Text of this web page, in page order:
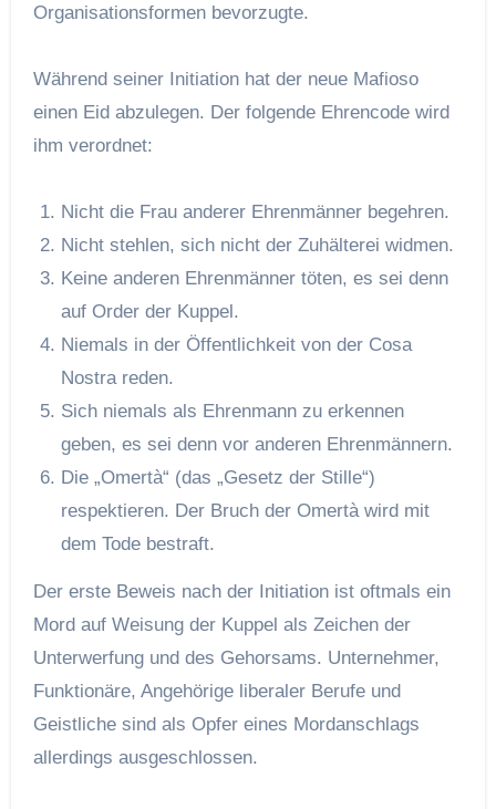
Organisationsformen bevorzugte.
Während seiner Initiation hat der neue Mafioso
einen Eid abzulegen. Der folgende Ehrencode wird
ihm verordnet:
Nicht die Frau anderer Ehrenmänner begehren.
Nicht stehlen, sich nicht der Zuhälterei widmen.
Keine anderen Ehrenmänner töten, es sei denn
auf Order der Kuppel.
Niemals in der Öffentlichkeit von der Cosa
Nostra reden.
Sich niemals als Ehrenmann zu erkennen
geben, es sei denn vor anderen Ehrenmännern.
Die „Omertà“ (das „Gesetz der Stille“)
respektieren. Der Bruch der Omertà wird mit
dem Tode bestraft.
Der erste Beweis nach der Initiation ist oftmals ein
Mord auf Weisung der Kuppel als Zeichen der
Unterwerfung und des Gehorsams. Unternehmer,
Funktionäre, Angehörige liberaler Berufe und
Geistliche sind als Opfer eines Mordanschlags
allerdings ausgeschlossen.